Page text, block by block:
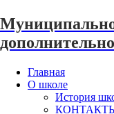
Главная
О школе
История